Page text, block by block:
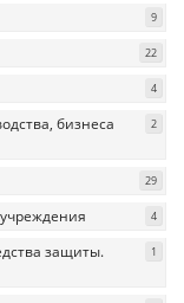
9
22
4
бизнеса
2
29
4
защиты.
1